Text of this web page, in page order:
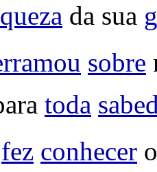
da sua
sobre
toda
fez conhecer